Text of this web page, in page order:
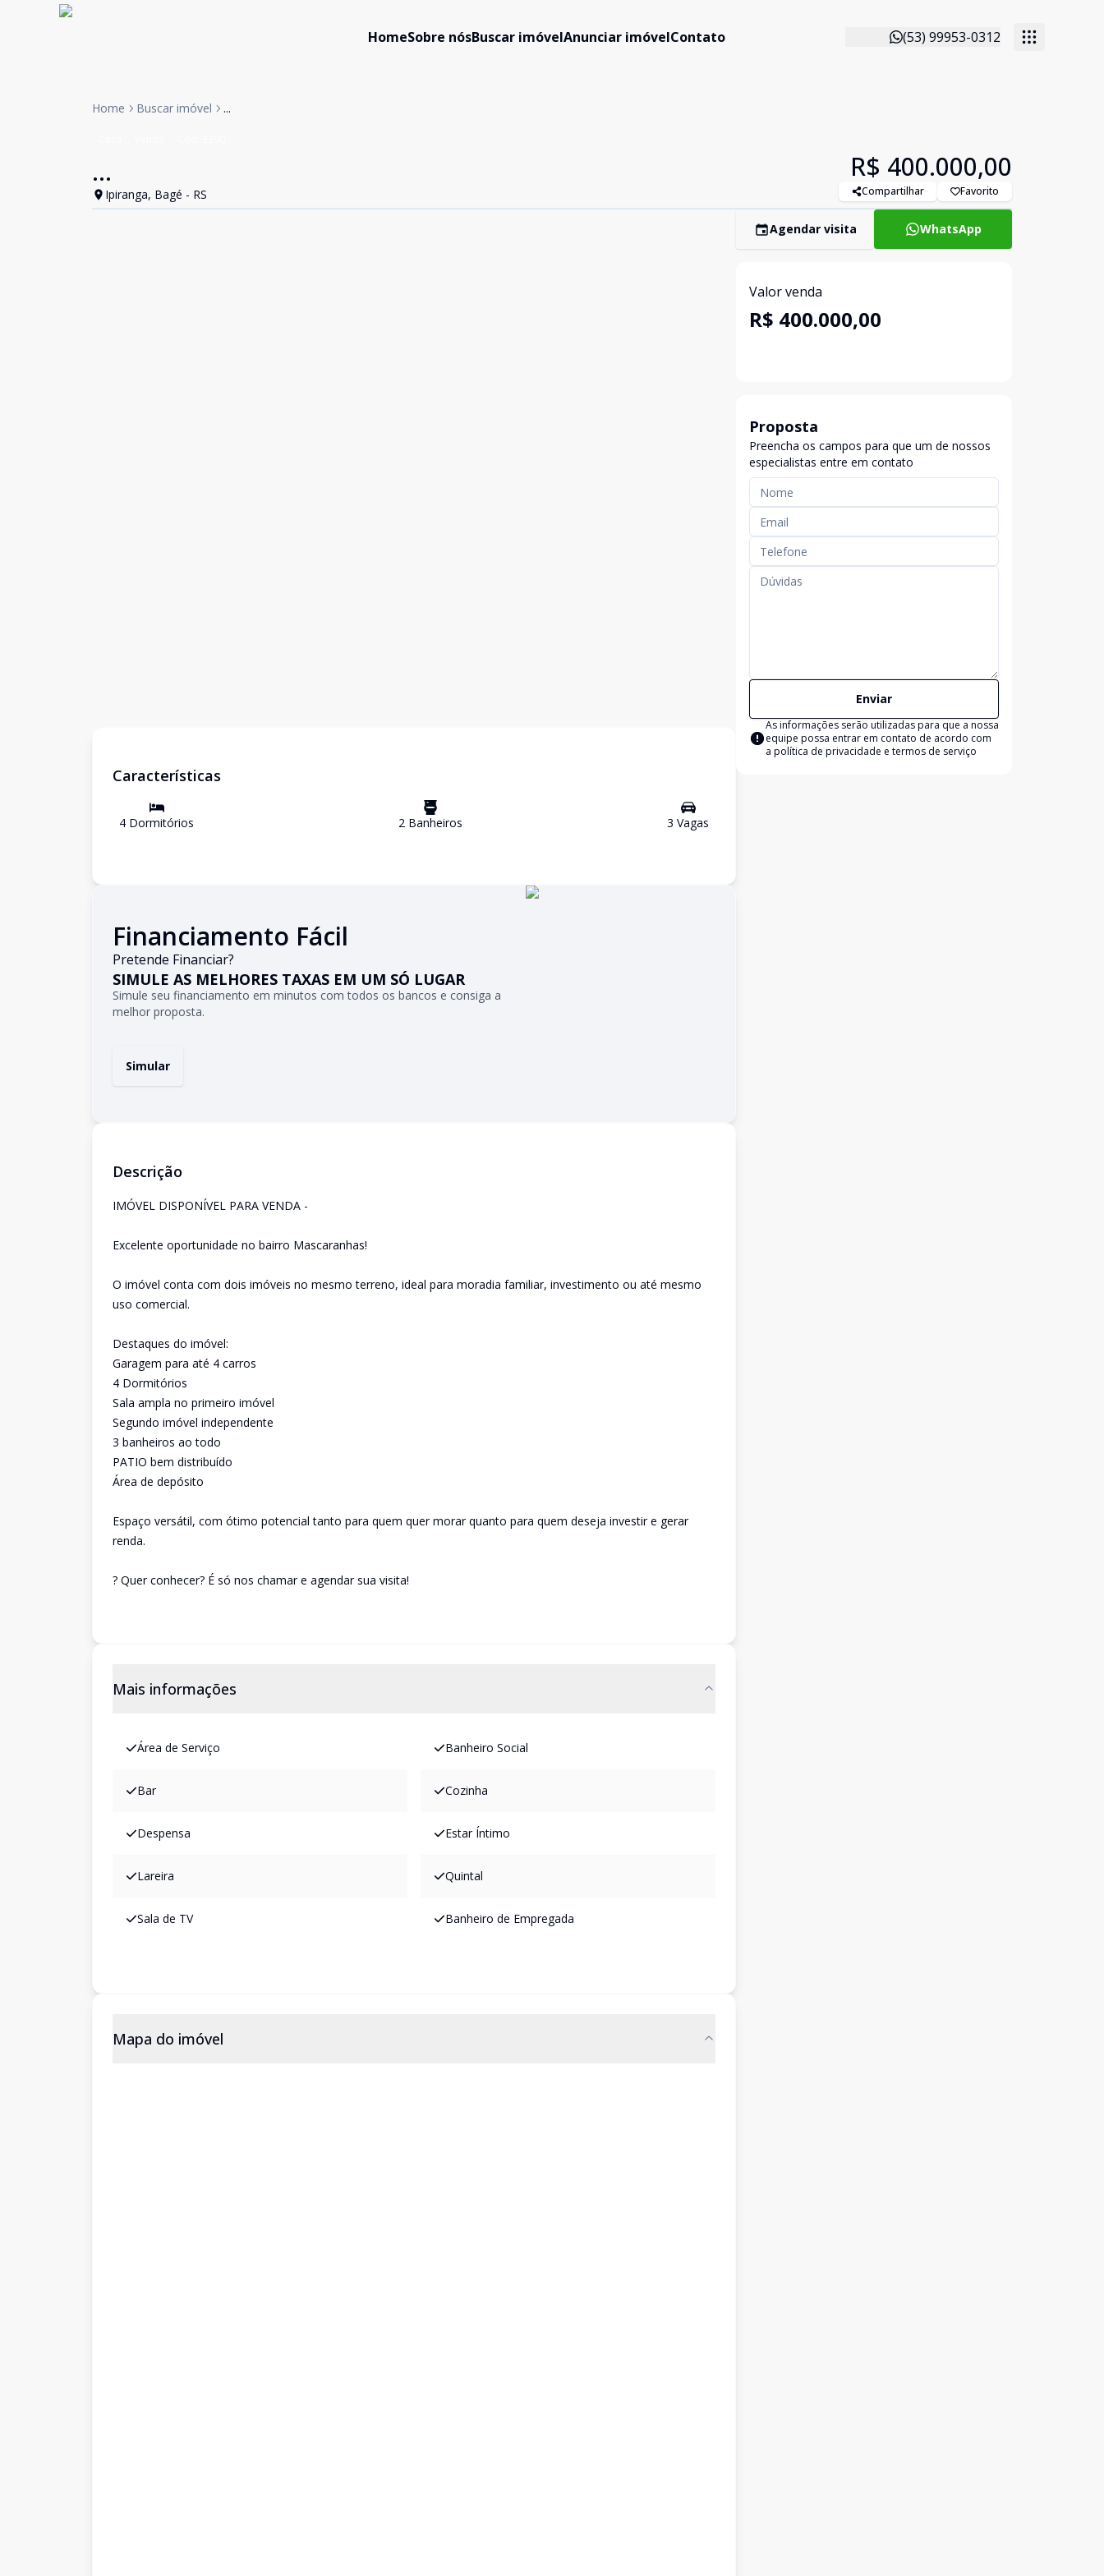
HomeSobre nósBuscar imóvelAnunciar imóvelContato (53) 99953-0312
Home Buscar imóvel ...
...
Ipiranga, Bagé - RS
R$ 400.000,00
Compartilhar Favorito
Características
4 Dormitórios 2 Banheiros 3 Vagas
Financiamento Fácil
Pretende Financiar?
SIMULE AS MELHORES TAXAS EM UM SÓ LUGAR
Simule seu financiamento em minutos com todos os bancos e consiga a
melhor proposta.
Simular
Descrição
IMÓVEL DISPONÍVEL PARA VENDA -
Excelente oportunidade no bairro Mascaranhas!
O imóvel conta com dois imóveis no mesmo terreno, ideal para moradia familiar, investimento ou até mesmo
uso comercial.
Destaques do imóvel:
Garagem para até 4 carros
4 Dormitórios
Sala ampla no primeiro imóvel
Segundo imóvel independente
3 banheiros ao todo
PATIO bem distribuído
Área de depósito
Espaço versátil, com ótimo potencial tanto para quem quer morar quanto para quem deseja investir e gerar
renda.
? Quer conhecer? É só nos chamar e agendar sua visita!
Mais informações
Área de Serviço Banheiro Social
Bar Cozinha
Despensa Estar Íntimo
Lareira Quintal
Sala de TV Banheiro de Empregada
Mapa do imóvel
Agendar visita WhatsApp
Valor venda
R$ 400.000,00
Proposta
Preencha os campos para que um de nossos
especialistas entre em contato
Enviar
As informações serão utilizadas para que a nossa
equipe possa entrar em contato de acordo com
a política de privacidade e termos de serviço